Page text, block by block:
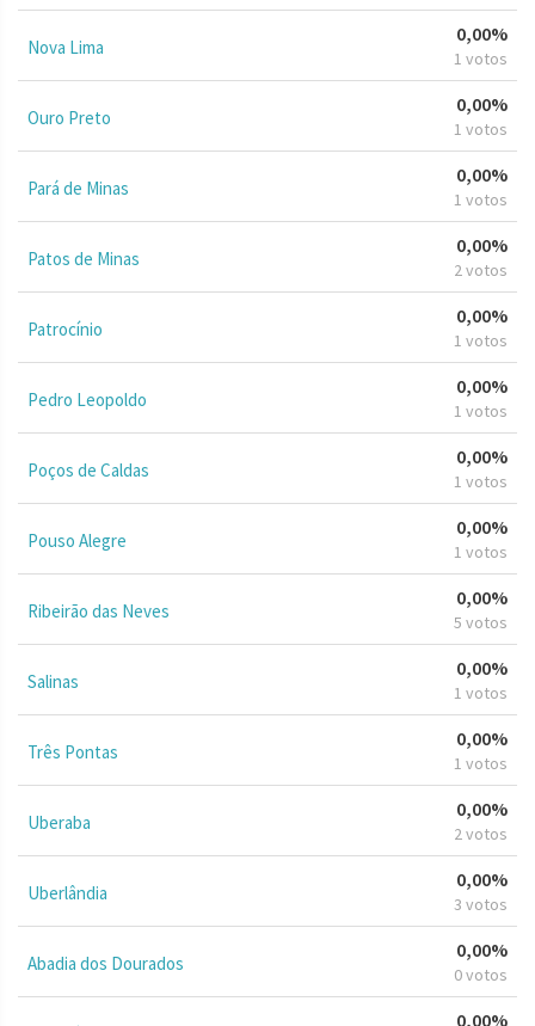
Nova Lima
0,00%
1 votos
Ouro Preto
0,00%
1 votos
Pará de Minas
0,00%
1 votos
Patos de Minas
0,00%
2 votos
Patrocínio
0,00%
1 votos
Pedro Leopoldo
0,00%
1 votos
Poços de Caldas
0,00%
1 votos
Pouso Alegre
0,00%
1 votos
Ribeirão das Neves
0,00%
5 votos
Salinas
0,00%
1 votos
Três Pontas
0,00%
1 votos
Uberaba
0,00%
2 votos
Uberlândia
0,00%
3 votos
Abadia dos Dourados
0,00%
0 votos
0,00%